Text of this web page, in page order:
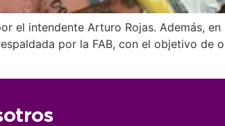
el intendente Arturo Rojas. Además,
por la FAB, con el objetivo de